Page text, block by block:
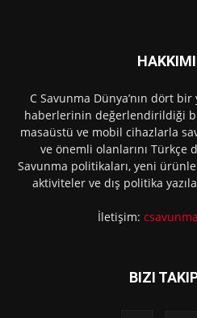
C Savunma Dünya’nın dört
haberlerinin değerlendirildiği
masaüstü ve mobil cihazlarla
ve önemli olanlarını Türkçe
Savunma politikaları, yeni
aktiviteler ve dış politika
İletişim:
BIZI